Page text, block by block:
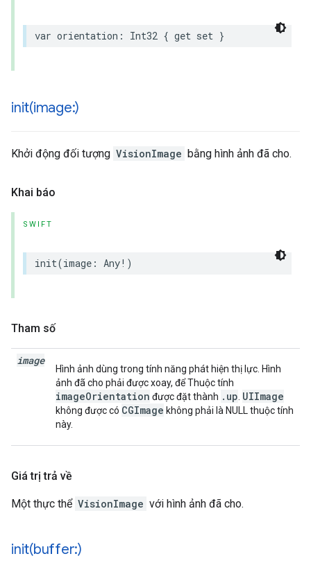
var orientation : Int32 { get set }
init(image:)
Khởi động đối tượng VisionImage bằng hình ảnh đã cho.
Khai báo
SWIFT
init(image : Any! )
Tham số
image
Hình ảnh dùng trong tính năng phát hiện thị lực. Hình
ảnh đã cho phải được xoay, để Thuộc tính
imageOrientation được đặt thành .up UIImage
không được có CGImage không phải là NULL thuộc tính
này.
Giá trị trả về
Một thực thể VisionImage với hình ảnh đã cho.
init(buffer:)